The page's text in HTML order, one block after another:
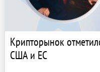
Крипторынок
США и ЕС